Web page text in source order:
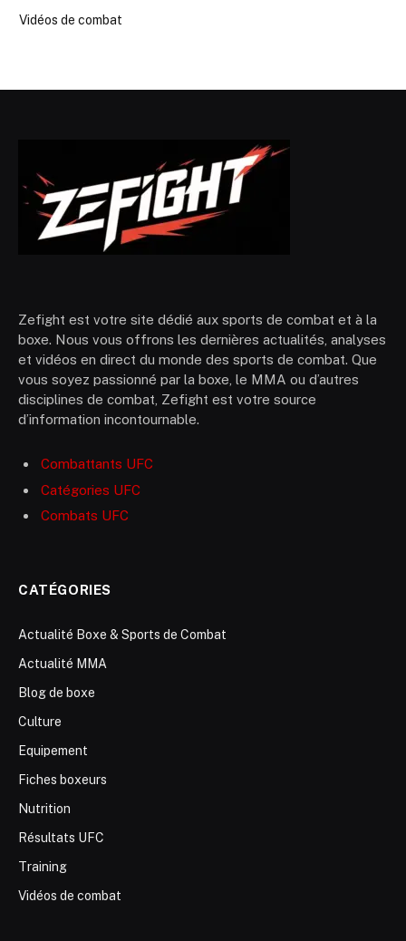
Vidéos de combat
Zefight est votre site dédié aux sports de combat et à la
boxe. Nous vous offrons les dernières actualités, analyses
et vidéos en direct du monde des sports de combat. Que
vous soyez passionné par la boxe, le MMA ou d’autres
disciplines de combat, Zefight est votre source
d’information incontournable.
Combattants UFC
Catégories UFC
Combats UFC
CATÉGORIES
Actualité Boxe & Sports de Combat
Actualité MMA
Blog de boxe
Culture
Equipement
Fiches boxeurs
Nutrition
Résultats UFC
Training
Vidéos de combat